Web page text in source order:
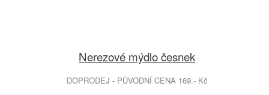
Nerezové mýdlo česnek
DOPRODEJ - PŮVODNÍ CENA 169.- Kč